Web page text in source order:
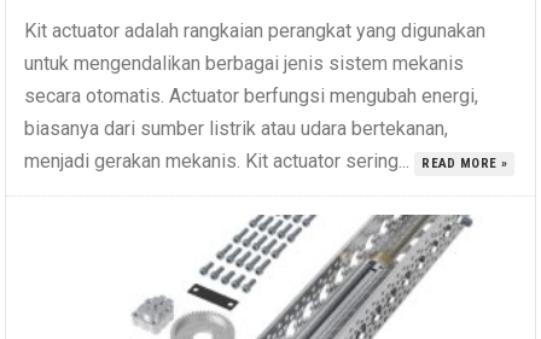
Kit actuator adalah rangkaian perangkat yang digunakan
untuk mengendalikan berbagai jenis sistem mekanis
secara otomatis. Actuator berfungsi mengubah energi,
biasanya dari sumber listrik atau udara bertekanan,
menjadi gerakan mekanis. Kit actuator sering...
READ MORE »